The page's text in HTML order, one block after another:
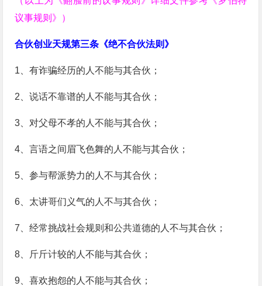
议事规则》）
合伙创业天规第三条《绝不合伙法则》
1、有诈骗经历的人不能与其合伙；
2、说话不靠谱的人不能与其合伙；
3、对父母不孝的人不能与其合伙；
4、言语之间眉飞色舞的人不能与其合伙；
5、参与帮派势力的人不与其合伙；
6、太讲哥们义气的人不与其合伙；
7、经常挑战社会规则和公共道德的人不与其合伙；
8、斤斤计较的人不能与其合伙；
9、喜欢抱怨的人不能与其合伙；